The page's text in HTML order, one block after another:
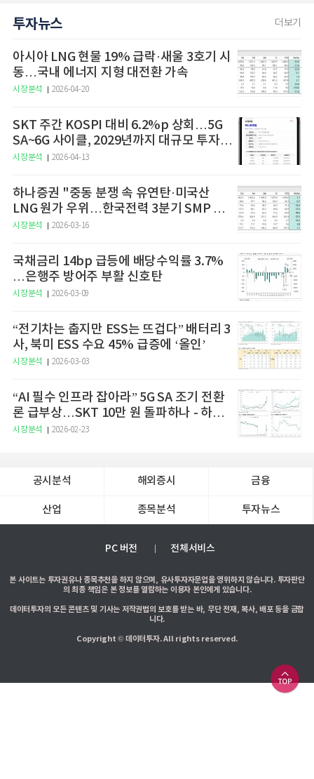
투자뉴스 더보기
아시아 LNG 현물 19% 급락·새울 3호기 시
동…국내 에너지 지형 대전환 가속
시장분석 2026-04-20
SKT 주간 KOSPI 대비 6.2%p 상회…5G
SA~6G 사이클, 2029년까지 대규모 투자
예고
시장분석 2026-04-13
하나증권 "중동 분쟁 속 유연탄·미국산
LNG 원가 우위…한국전력 3분기 SMP 상
승 전망"
시장분석 2026-03-16
국채금리 14bp 급등에 배당수익률 3.7%
…은행주 방어주 부활 신호탄
시장분석 2026-03-09
“전기차는 춥지만 ESS는 뜨겁다” 배터리 3
사, 북미 ESS 수요 45% 급증에 ‘올인’
시장분석 2026-03-03
“AI 필수 인프라 잡아라” 5G SA 조기 전환
론 급부상…SKT 10만 원 돌파하나 - 하나
증권
시장분석 2026-02-23
공시분석 해외증시 금융
산업 종목분석 투자뉴스
PC 버전 전체서비스
본 사이트는 투자권유나 종목추천을 하지 않으며, 유사투자자문업을 영위하지 않습니다. 투자판단
의 최종 책임은 본 정보를 열람하는 이용자 본인에게 있습니다.
데이터투자의 모든 콘텐츠 및 기사는 저작권법의 보호를 받는 바, 무단 전재, 복사, 배포 등을 금합
니다.
Copyright © 데이터투자. All rights reserved.